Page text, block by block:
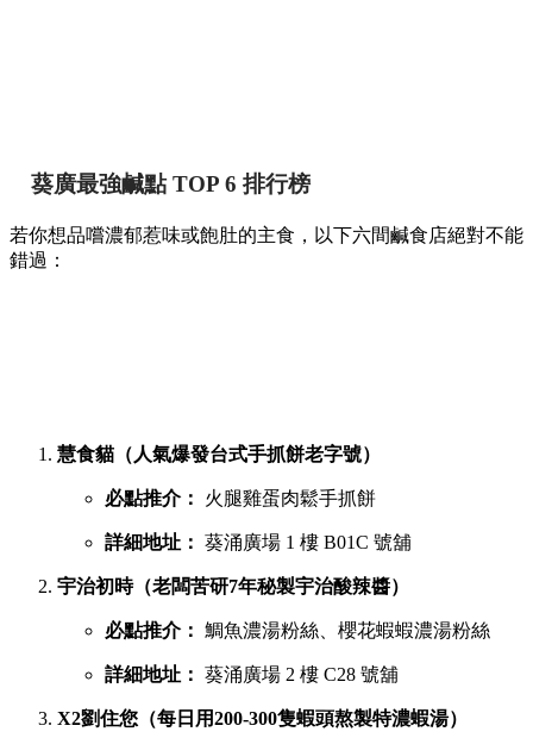
葵廣最強鹹點 TOP 6 排行榜
若你想品嚐濃郁惹味或飽肚的主食，以下六間鹹食店絕對不能
錯過：
慧食貓（人氣爆發台式手抓餅老字號）
必點推介： 火腿雞蛋肉鬆手抓餅
詳細地址： 葵涌廣場 1 樓 B01C 號舖
宇治初時（老闆苦研7年秘製宇治酸辣醬）
必點推介： 鯛魚濃湯粉絲、櫻花蝦蝦濃湯粉絲
詳細地址： 葵涌廣場 2 樓 C28 號舖
X2劉住您（每日用200-300隻蝦頭熬製特濃蝦湯）